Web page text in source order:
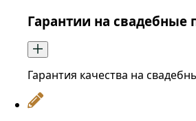
Гарантии на свадебные
Гарантия качества на